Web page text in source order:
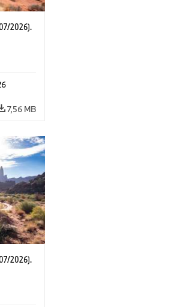
2026).
7,56 MB
2026).